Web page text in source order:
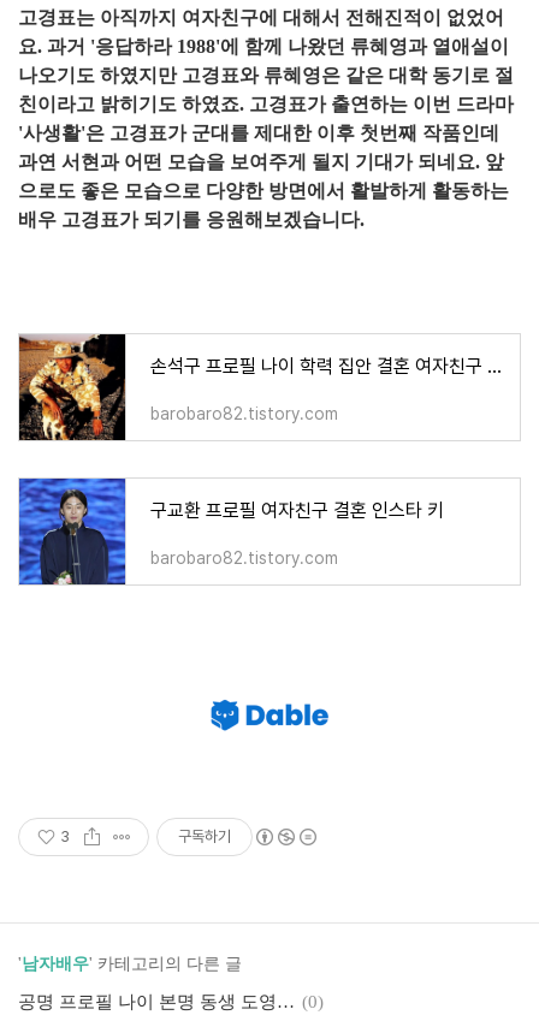
고경표는 아직까지 여자친구에 대해서 전해진적이 없었어
요. 과거 '응답하라 1988'에 함께 나왔던 류혜영과 열애설이
나오기도 하였지만 고경표와 류혜영은 같은 대학 동기로 절
친이라고 밝히기도 하였죠. 고경표가 출연하는 이번 드라마
'사생활'은 고경표가 군대를 제대한 이후 첫번째 작품인데
과연 서현과 어떤 모습을 보여주게 될지 기대가 되네요. 앞
으로도 좋은 모습으로 다양한 방면에서 활발하게 활동하는
배우 고경표가 되기를 응원해보겠습니다.
손석구 프로필 나이 학력 집안 결혼 여자친구 근황
barobaro82.tistory.com
구교환 프로필 여자친구 결혼 인스타 키
barobaro82.tistory.com
3 구독하기
'남자배우' 카테고리의 다른 글
공명 프로필 나이 본명 동생 도영 키 종교 작품활동 필모그래피 (0)